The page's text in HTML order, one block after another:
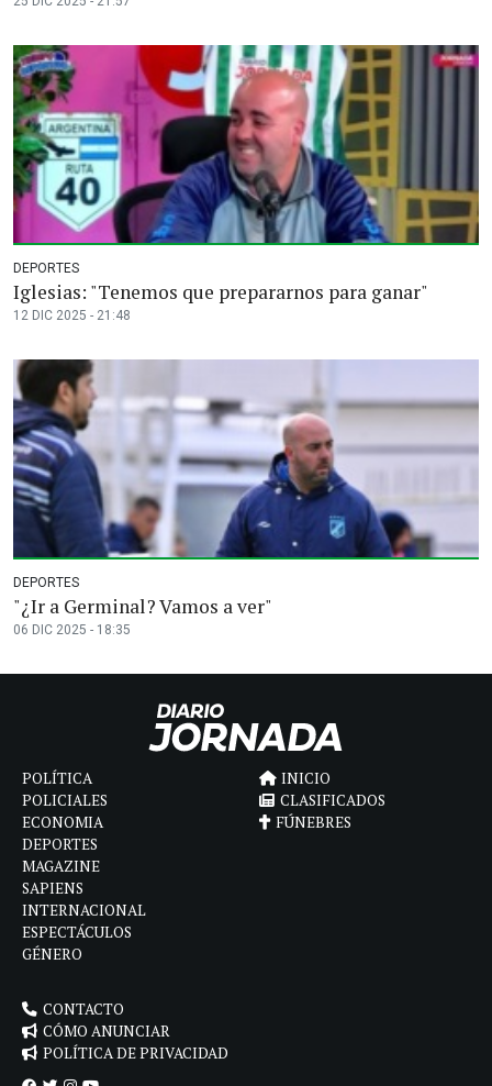
DEPORTES
Iglesias: "Tenemos que prepararnos para ganar"
12 DIC 2025 - 21:48
DEPORTES
"¿Ir a Germinal? Vamos a ver"
06 DIC 2025 - 18:35
POLÍTICA
POLICIALES
ECONOMIA
DEPORTES
MAGAZINE
SAPIENS
INTERNACIONAL
ESPECTÁCULOS
GÉNERO
INICIO
CLASIFICADOS
FÚNEBRES
CONTACTO
CÓMO ANUNCIAR
POLÍTICA DE PRIVACIDAD